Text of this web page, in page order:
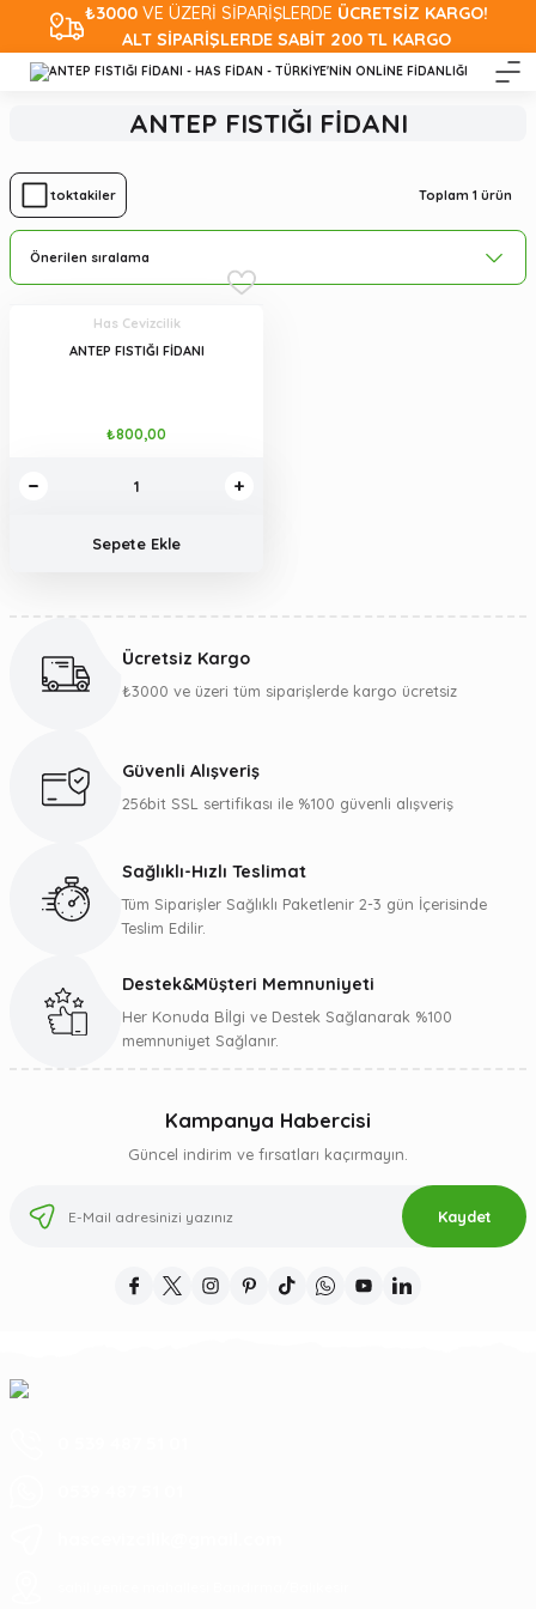
₺3000VE ÜZERİ SİPARİŞLERDE ÜCRETSİZ KARGO!
ALT SİPARİŞLERDE SABİT 200 TL KARGO
ANTEP FISTIĞI FİDANI
Stoktakiler Toplam 1 ürün
Has Cevizcilik
ANTEP FISTIĞI FİDANI
₺800,00
Sepete Ekle
Ücretsiz Kargo
₺3000 ve üzeri tüm siparişlerde kargo ücretsiz
Güvenli Alışveriş
256bit SSL sertifikası ile %100 güvenli alışveriş
Sağlıklı-Hızlı Teslimat
Tüm Siparişler Sağlıklı Paketlenir 2-3 gün İçerisinde
Teslim Edilir.
Destek&Müşteri Memnuniyeti
Her Konuda Bİlgi ve Destek Sağlanarak %100
memnuniyet Sağlanır.
Kampanya Habercisi
Güncel indirim ve fırsatları kaçırmayın.
Kaydet